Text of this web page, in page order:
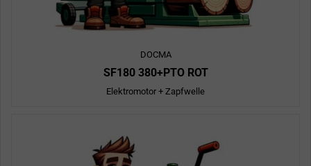
DOCMA
SF180 380+PTO ROT
Elektromotor + Zapfwelle